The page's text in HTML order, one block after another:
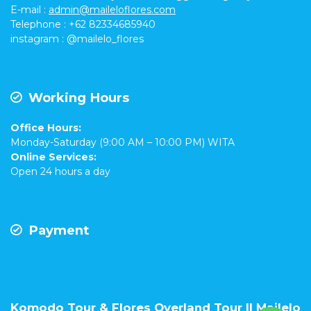
E-mail : admin@maileloflores.com
Telephone : +62 82334685940
instagram : @mailelo_flores
Working Hours
Office Hours:
Monday-Saturday (9:00 AM – 10:00 PM) WITA
Online Services:
Open 24 hours a day
Payment
Komodo Tour & Flores Overland Tour || Mailelo